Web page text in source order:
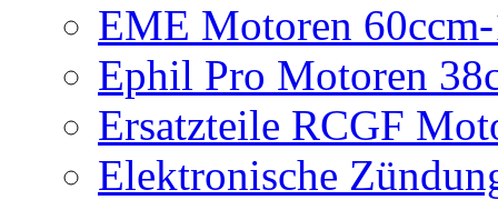
EME Motoren
Ephil Pro Motoren
Ersatzteile RCGF
Elektronische